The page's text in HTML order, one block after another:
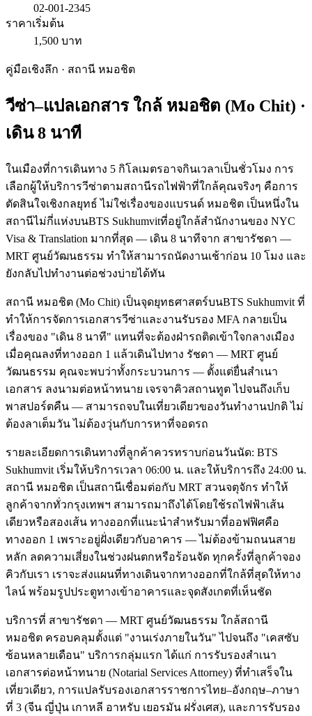
02-001-2345
ราคาเริ่มต้น
1,500 บาท
คู่มือเชิงลึก · สถานี หมอชิต
วีซ่า–แปลเอกสาร ใกล้ หมอชิต (Mo Chit) ·
เดิน8 นาที
ในเมืองที่การเดินทาง 5 กิโลเมตรอาจกินเวลาเป็นชั่วโมง การ
เลือกผู้ให้บริการวีซ่าตามสถานีรถไฟฟ้าที่ใกล้คุณจริงๆ คือการ
ตัดสินใจเชิงกลยุทธ์ ไม่ใช่เรื่องของแบรนด์ หมอชิต เป็นหนึ่งใน
สถานีไม่กี่แห่งบนBTS Sukhumvitที่อยู่ใกล้สำนักงานของ NYC
Visa & Translation มากที่สุด — เดิน 8 นาทีจาก สาขารัชดา —
MRT ศูนย์วัฒนธรรม ทำให้สามารถนัดงานเช้าก่อน 10 โมง และ
ยังกลับไปทำงานต่อช่วงบ่ายได้ทัน
สถานี หมอชิต (Mo Chit) เป็นจุดยุทธศาสตร์บนBTS Sukhumvit ที่
ทำให้การจัดการเอกสารวีซ่าและงานรับรอง MFA กลายเป็น
เรื่องของ "เดิน 8 นาที" แทนที่จะต้องฝ่ารถติดเข้าใจกลางเมือง
เมื่อคุณลงที่ทางออก 1 แล้วเดินไปทาง รัชดา — MRT ศูนย์
วัฒนธรรม คุณจะพบว่าทั้งกระบวนการ — ตั้งแต่ยื่นสำเนา
เอกสาร ลงนามต่อหน้าทนาย เจรจาคิวสถานทูต ไปจนถึงเก็บ
พาสปอร์ตคืน — สามารถจบในเที่ยวเดียวของวันทำงานปกติ ไม่
ต้องลาเต็มวัน ไม่ต้องวุ่นกับการหาที่จอดรถ
รายละเอียดการเดินทางที่ลูกค้าควรทราบก่อนวันนัด: BTS
Sukhumvit เริ่มให้บริการเวลา 06:00 น. และให้บริการถึง 24:00 น.
สถานี หมอชิต เป็นสถานีเชื่อมต่อกับ MRT สวนจตุจักร ทำให้
ลูกค้าจากทั่วกรุงเทพฯ สามารถมาถึงได้โดยใช้รถไฟฟ้าเส้น
เดียวหรือสองเส้น ทางออกที่แนะนำสำหรับมาที่ออฟฟิศคือ
ทางออก 1 เพราะอยู่ฝั่งเดียวกับอาคาร — ไม่ต้องข้ามถนนสาย
หลัก ลดความเสี่ยงในช่วงฝนตกหรือร้อนจัด ทุกครั้งที่ลูกค้าจอง
คิวกับเรา เราจะส่งแผนที่ทางเดินจากทางออกที่ใกล้ที่สุดให้ทาง
ไลน์ พร้อมรูปประตูทางเข้าอาคารและจุดสังเกตที่เห็นชัด
บริการที่ สาขารัชดา — MRT ศูนย์วัฒนธรรม ใกล้สถานี
หมอชิต ครอบคลุมตั้งแต่ "งานเร่งภายในวัน" ไปจนถึง "เคสซับ
ซ้อนหลายเดือน" บริการกลุ่มแรก ได้แก่ การรับรองสำเนา
เอกสารต่อหน้าทนาย (Notarial Services Attorney) ที่ทำเสร็จใน
เที่ยวเดียว, การแปลรับรองเอกสารราชการไทย–อังกฤษ–ภาษา
ที่ 3 (จีน ญี่ปุ่น เกาหลี อาหรับ เยอรมัน ฝรั่งเศส), และการรับรอง